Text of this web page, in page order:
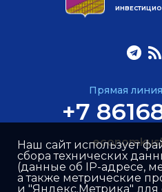
Прямая
+7
Наш сайт использует
сбора технических
(данные об IP-адресе,
а также метрические
и "Яндекс.Метрика" для